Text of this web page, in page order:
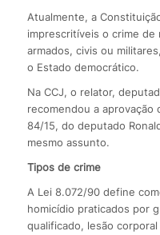
Atualmente, a
imprescritíveis o crime de
armados, civis ou
o Estado democrático.
Na CCJ, o relator,
recomendou a aprovação
84/15, do deputado
mesmo assunto.
Tipos de crime
A Lei 8.072/90 define
homicídio praticados por
qualificado, lesão